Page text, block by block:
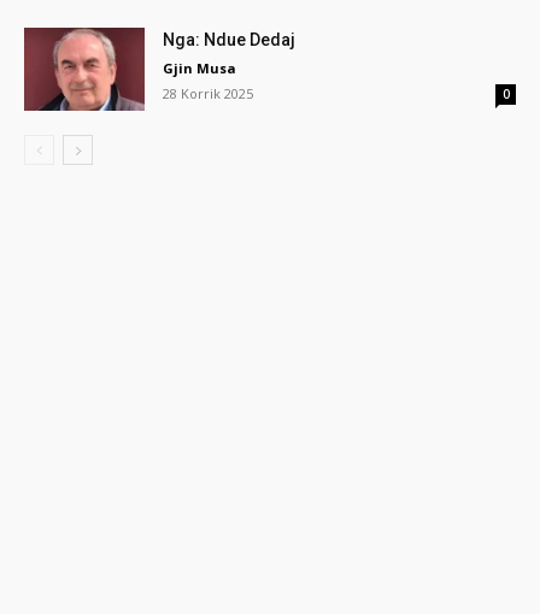
Nga: Ndue Dedaj
Gjin Musa
28 Korrik 2025
0